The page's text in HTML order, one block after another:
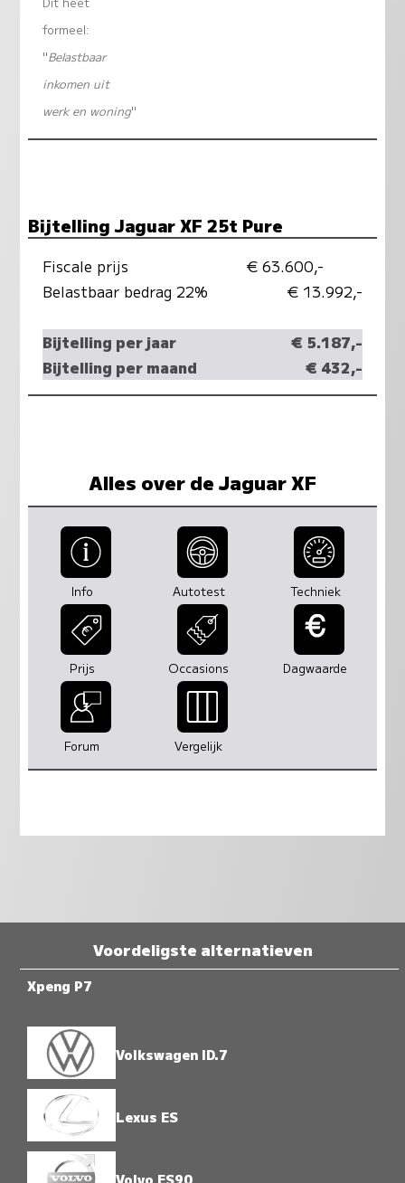
formeel:
"Belastbaar
inkomen uit
werk en woning"
Bijtelling Jaguar XF 25t Pure
Fiscale prijs
€ 63.600,-
Belastbaar bedrag 22%
€ 13.992,-
Bijtelling per jaar
€ 5.187,-
Bijtelling per maand
€ 432,-
Alles over de Jaguar XF
Info Autotest Techniek
Prijs Occasions Dagwaarde
Forum Vergelijk
Voordeligste alternatieven
Xpeng P7
Volkswagen ID.7
Lexus ES